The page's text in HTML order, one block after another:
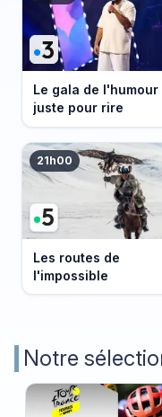
Le gala de l'humour
juste pour rire
21h00
Les routes de
l'impossible
Notre